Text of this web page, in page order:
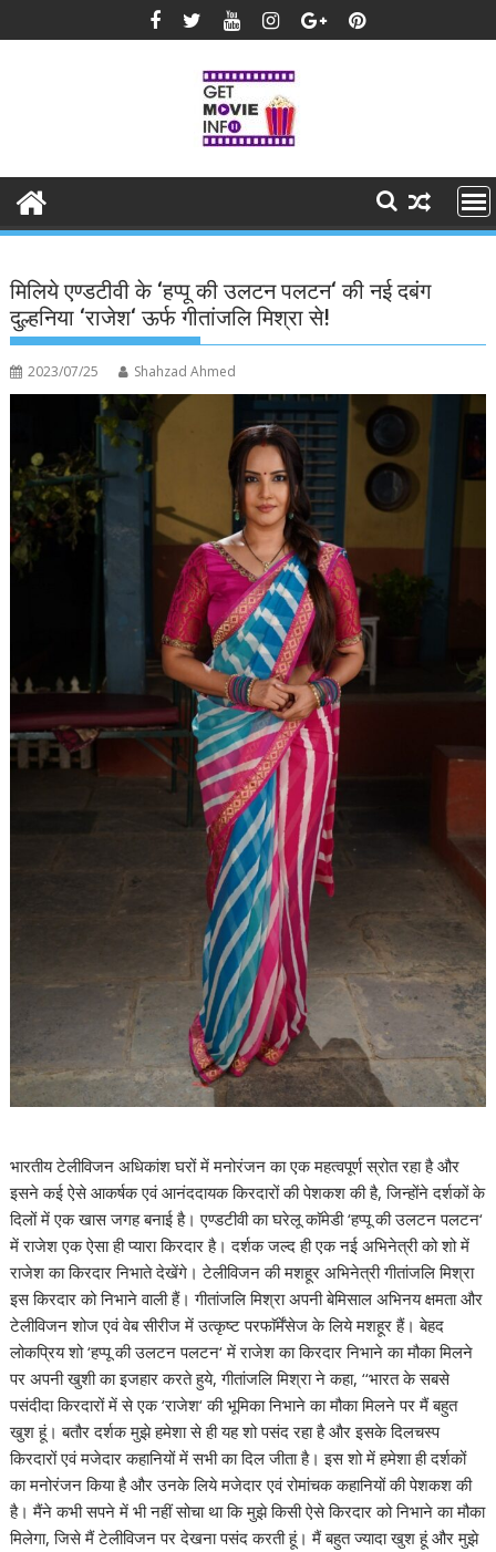
to
मिलिये एण्डटीवी के ‘हप्पू की उलटन पलटन‘ की नई दबंग
दुल्हनिया ‘राजेश‘ ऊर्फ गीतांजलि मिश्रा से!
2023/07/25 Shahzad Ahmed
भारतीय टेलीविजन अधिकांश घरों में मनोरंजन का एक महत्वपूर्ण स्रोत रहा है और
इसने कई ऐसे आकर्षक एवं आनंददायक किरदारों की पेशकश की है, जिन्होंने दर्शकों के
दिलों में एक खास जगह बनाई है। एण्डटीवी का घरेलू काॅमेडी ‘हप्पू की उलटन पलटन‘
में राजेश एक ऐसा ही प्यारा किरदार है। दर्शक जल्द ही एक नई अभिनेत्री को शो में
राजेश का किरदार निभाते देखेंगे। टेलीविजन की मशहूर अभिनेत्री गीतांजलि मिश्रा
इस किरदार को निभाने वाली हैं। गीतांजलि मिश्रा अपनी बेमिसाल अभिनय क्षमता और
टेलीविजन शोज एवं वेब सीरीज में उत्कृष्ट परफाॅर्मेंसेज के लिये मशहूर हैं। बेहद
लोकप्रिय शो ‘हप्पू की उलटन पलटन‘ में राजेश का किरदार निभाने का मौका मिलने
पर अपनी खुशी का इजहार करते हुये, गीतांजलि मिश्रा ने कहा, ‘‘भारत के सबसे
पसंदीदा किरदारों में से एक ‘राजेश‘ की भूमिका निभाने का मौका मिलने पर मैं बहुत
खुश हूं। बतौर दर्शक मुझे हमेशा से ही यह शो पसंद रहा है और इसके दिलचस्प
किरदारों एवं मजेदार कहानियों में सभी का दिल जीता है। इस शो में हमेशा ही दर्शकों
का मनोरंजन किया है और उनके लिये मजेदार एवं रोमांचक कहानियों की पेशकश की
है। मैंने कभी सपने में भी नहीं सोचा था कि मुझे किसी ऐसे किरदार को निभाने का मौका
मिलेगा, जिसे मैं टेलीविजन पर देखना पसंद करती हूं। मैं बहुत ज्यादा खुश हूं और मुझे